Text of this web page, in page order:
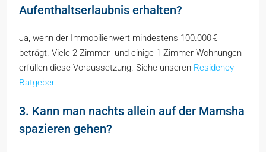
Aufenthaltserlaubnis erhalten?
Ja, wenn der Immobilienwert mindestens 100.000 €
beträgt. Viele 2-Zimmer- und einige 1-Zimmer-Wohnungen
erfüllen diese Voraussetzung. Siehe unseren Residency-
Ratgeber.
3. Kann man nachts allein auf der Mamsha
spazieren gehen?